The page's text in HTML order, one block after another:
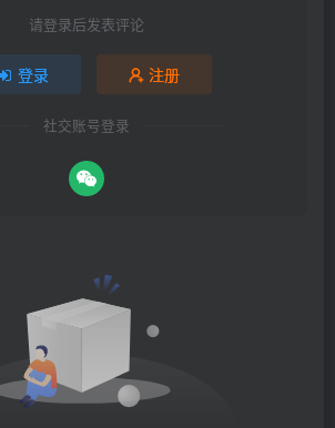
请登录后发表评论
登录 注册
社交账号登录